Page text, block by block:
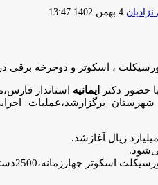
ارسال
4 بهمن 1402 13:47
، اسکوتر و دوچرخه برقی
حضور دکتر ایمانیه استاندار
برگزارشد،عملیات